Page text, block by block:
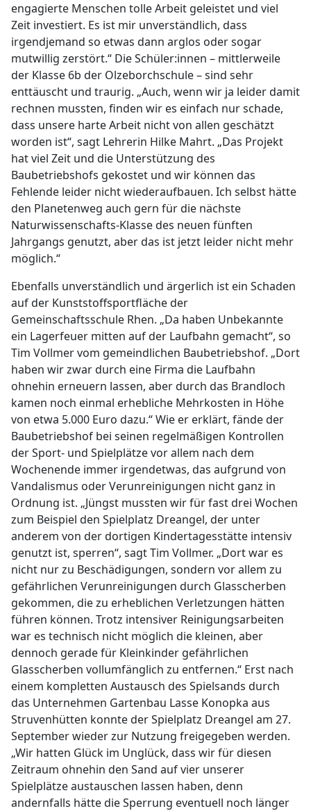
engagierte Menschen tolle Arbeit geleistet und viel
Zeit investiert. Es ist mir unverständlich, dass
irgendjemand so etwas dann arglos oder sogar
mutwillig zerstört.“ Die Schüler:innen – mittlerweile
der Klasse 6b der Olzeborchschule – sind sehr
enttäuscht und traurig. „Auch, wenn wir ja leider damit
rechnen mussten, finden wir es einfach nur schade,
dass unsere harte Arbeit nicht von allen geschätzt
worden ist“, sagt Lehrerin Hilke Mahrt. „Das Projekt
hat viel Zeit und die Unterstützung des
Baubetriebshofs gekostet und wir können das
Fehlende leider nicht wiederaufbauen. Ich selbst hätte
den Planetenweg auch gern für die nächste
Naturwissenschafts-Klasse des neuen fünften
Jahrgangs genutzt, aber das ist jetzt leider nicht mehr
möglich.“
Ebenfalls unverständlich und ärgerlich ist ein Schaden
auf der Kunststoffsportfläche der
Gemeinschaftsschule Rhen. „Da haben Unbekannte
ein Lagerfeuer mitten auf der Laufbahn gemacht“, so
Tim Vollmer vom gemeindlichen Baubetriebshof. „Dort
haben wir zwar durch eine Firma die Laufbahn
ohnehin erneuern lassen, aber durch das Brandloch
kamen noch einmal erhebliche Mehrkosten in Höhe
von etwa 5.000 Euro dazu.“ Wie er erklärt, fände der
Baubetriebshof bei seinen regelmäßigen Kontrollen
der Sport- und Spielplätze vor allem nach dem
Wochenende immer irgendetwas, das aufgrund von
Vandalismus oder Verunreinigungen nicht ganz in
Ordnung ist. „Jüngst mussten wir für fast drei Wochen
zum Beispiel den Spielplatz Dreangel, der unter
anderem von der dortigen Kindertagesstätte intensiv
genutzt ist, sperren“, sagt Tim Vollmer. „Dort war es
nicht nur zu Beschädigungen, sondern vor allem zu
gefährlichen Verunreinigungen durch Glasscherben
gekommen, die zu erheblichen Verletzungen hätten
führen können. Trotz intensiver Reinigungsarbeiten
war es technisch nicht möglich die kleinen, aber
dennoch gerade für Kleinkinder gefährlichen
Glasscherben vollumfänglich zu entfernen.“ Erst nach
einem kompletten Austausch des Spielsands durch
das Unternehmen Gartenbau Lasse Konopka aus
Struvenhütten konnte der Spielplatz Dreangel am 27.
September wieder zur Nutzung freigegeben werden.
„Wir hatten Glück im Unglück, dass wir für diesen
Zeitraum ohnehin den Sand auf vier unserer
Spielplätze austauschen lassen haben, denn
andernfalls hätte die Sperrung eventuell noch länger